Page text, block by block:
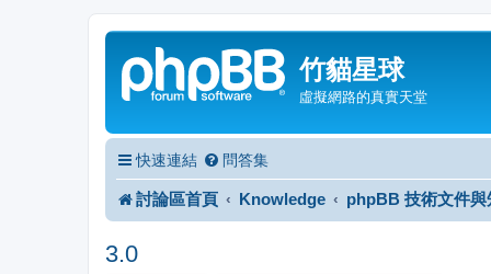
竹貓星球
虛擬網路的真實天堂
快速連結 問答集
討論區首頁 Knowledge phpBB 技術文件與
3.0